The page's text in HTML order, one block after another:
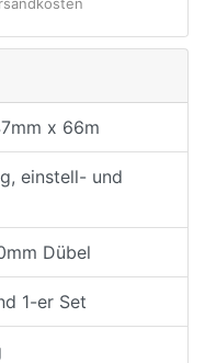
x 66m
einstell- und
Dübel
1-er Set